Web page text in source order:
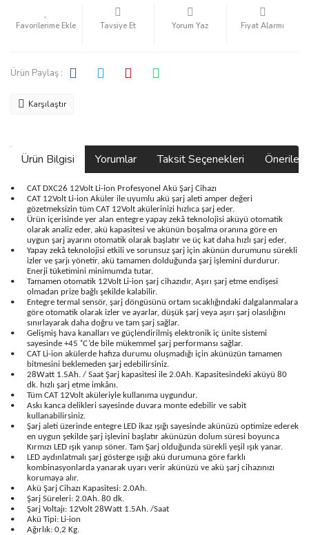
Tavsiye Et Yorum Yaz Fiyat Alarmı
Ürün Paylaş :
Karşılaştır
Ürün Bilgisi Yorumlar Taksit Seçenekleri
•
CAT DXC26 12Volt Li-ion Profesyonel Akü Şarj Cihazı
•
CAT 12Volt Li-ion Aküler ile uyumlu akü şarj aleti amper değeri
gözetmeksizin tüm CAT 12Volt akülerinizi hızlıca şarj eder.
•
Ürün içerisinde yer alan entegre yapay zekâ teknolojisi aküyü otomatik
olarak analiz eder, akü kapasitesi ve akünün boşalma oranına göre en
uygun şarj ayarını otomatik olarak başlatır ve üç kat daha hızlı şarj eder,
•
Yapay zekâ teknolojisi etkili ve sorunsuz şarj için akünün durumunu sürekli
izler ve şarjı yönetir, akü tamamen dolduğunda şarj işlemini durdurur.
Enerji tüketimini minimumda tutar.
•
Tamamen otomatik 12Volt Li-ion şarj cihazıdır, Aşırı şarj etme endişesi
olmadan prize bağlı şekilde kalabilir.
•
Entegre termal sensör, şarj döngüsünü ortam sıcaklığındaki dalgalanmalara
göre otomatik olarak izler ve ayarlar, düşük şarj veya aşırı şarj olasılığını
sınırlayarak daha doğru ve tam şarj sağlar.
•
Gelişmiş hava kanalları ve güçlendirilmiş elektronik iç ünite sistemi
sayesinde +45 ˚C’de bile mükemmel şarj performansı sağlar.
•
CAT Li-ion akülerde hafıza durumu oluşmadığı için akünüzün tamamen
bitmesini beklemeden şarj edebilirsiniz.
•
28Watt 1.5Ah. / Saat Şarj kapasitesi ile 2.0Ah. Kapasitesindeki aküyü 80
dk. hızlı şarj etme imkânı.
•
Tüm CAT 12Volt aküleriyle kullanıma uygundur.
•
Askı kanca delikleri sayesinde duvara monte edebilir ve sabit
kullanabilirsiniz.
•
Şarj aleti üzerinde entegre LED ikaz ışığı sayesinde akünüzü optimize ederek
en uygun şekilde şarj işlevini başlatır akünüzün dolum süresi boyunca
Kırmızı LED ışık yanıp söner. Tam Şarj olduğunda sürekli yeşil ışık yanar.
•
LED aydınlatmalı şarj gösterge ışığı akü durumuna göre farklı
kombinasyonlarda yanarak uyarı verir akünüzü ve akü şarj cihazınızı
korumaya alır.
•
Akü Şarj Cihazı Kapasitesi: 2.0Ah.
•
Şarj Süreleri: 2.0Ah. 80 dk.
•
Şarj Voltajı: 12Volt 28Watt 1.5Ah. /Saat
•
Akü Tipi: Li-ion
•
Ağırlık: 0,2 Kg.